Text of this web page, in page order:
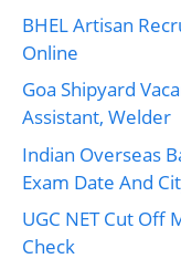
BHEL Artisan
Online
Goa Shipyard
Assistant, Welder
Indian Overseas
Exam Date And
UGC NET Cut Off
Check